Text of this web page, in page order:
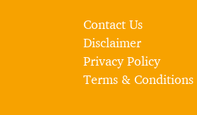
Contact Us
Disclaimer
Privacy Policy
Terms & Conditions